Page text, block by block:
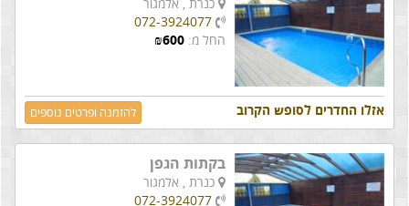
072-3924077
החל מ:
₪600
אזלו החדרים לסופש הקרוב להזמנה ופרטים נוספים
בקתות הגפן
כנרת , אלמגור
072-3924077